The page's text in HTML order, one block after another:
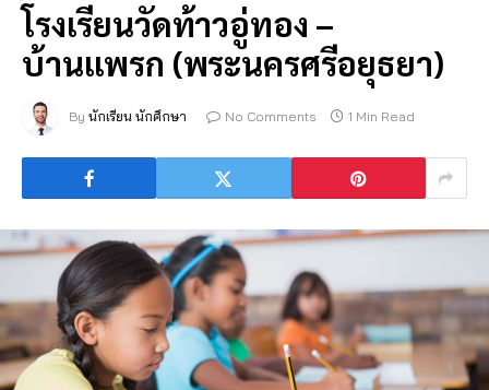
โรงเรียนวัดท้าวอู่ทอง –
บ้านแพรก (พระนครศรีอยุธยา)
By นักเรียน นักศึกษา No Comments 1 Min Read